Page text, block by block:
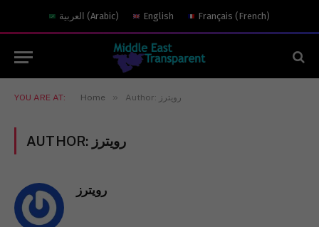
العربية (Arabic) English Français (French)
YOU ARE AT: Home » Author: رويترز
AUTHOR: رويترز
رويترز